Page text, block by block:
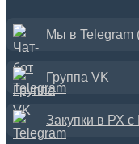
Мы в Telegram
Группа VK
Закупки в РХ с